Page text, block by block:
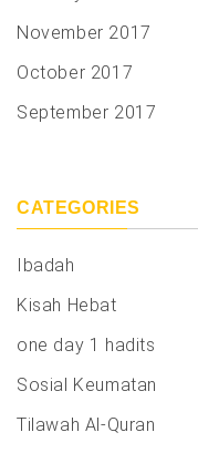
November 2017
October 2017
September 2017
CATEGORIES
Ibadah
Kisah Hebat
one day 1 hadits
Sosial Keumatan
Tilawah Al-Quran